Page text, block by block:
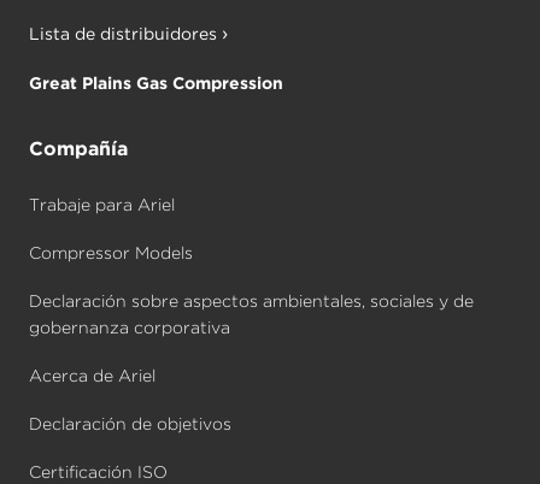
Lista de distribuidores
Great Plains Gas Compression
Compañía
Trabaje para Ariel
Compressor Models
Declaración sobre aspectos ambientales, sociales y de
gobernanza corporativa
Acerca de Ariel
Declaración de objetivos
Certificación ISO